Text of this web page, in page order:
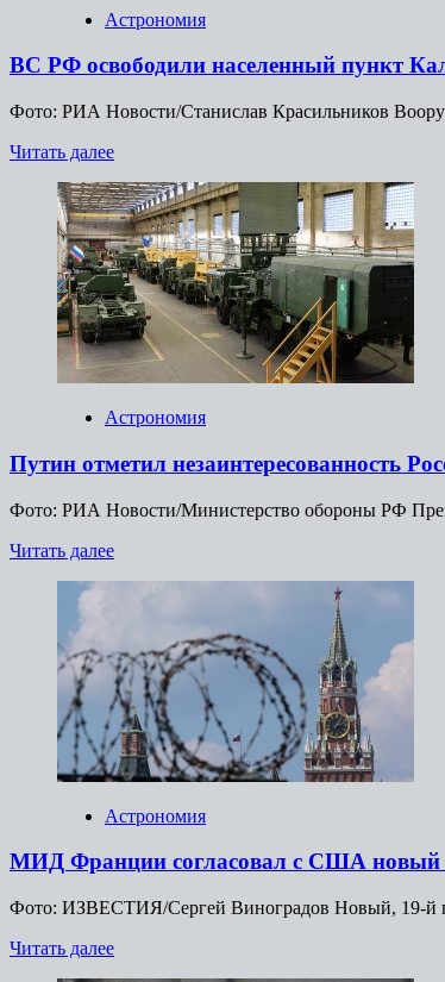
истечения
Астрономия
ВС РФ освободили населенный пункт
Фото: РИА Новости/Станислав Красильников
Читать далееПрочитать
о
ВС
РФ
освободили
населенный
пункт
Калиновское
в
Днепропетровской
области
Астрономия
Путин отметил незаинтересованность
Фото: РИА Новости/Министерство обороны РФ
Читать далееПрочитать
незаинтересованность
России
в
гонке
вооружений
Астрономия
МИД Франции согласовал с США новый
Фото: ИЗВЕСТИЯ/Сергей Виноградов Новый, 19-й
Читать далееПрочитать